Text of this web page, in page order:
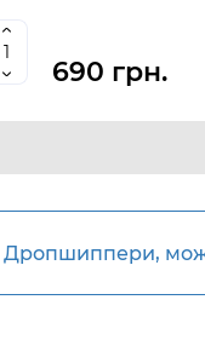
690 грн.
Дропшиппери,